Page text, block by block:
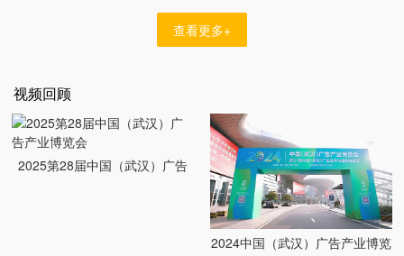
查看更多+
视频回顾
2025第28届中国（武汉）广告
2024中国（武汉）广告产业博览